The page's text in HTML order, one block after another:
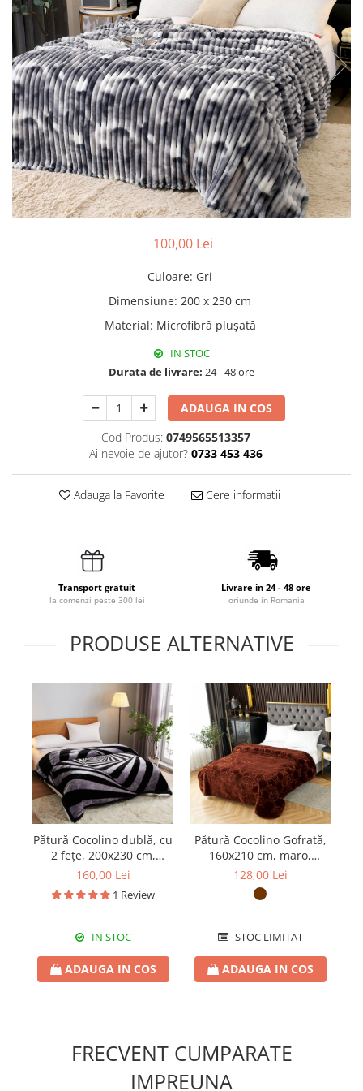
Pilote cu blăniță
100,00 Lei
Culoare: Gri
Dimensiune: 200 x 230 cm
Material: Microfibră plușată
IN STOC
Durata de livrare: 24 - 48 ore
ADAUGA IN COS
Cod Produs: 0749565513357
Ai nevoie de ajutor? 0733 453 436
Adauga la Favorite Cere informatii
Transport gratuit
la comenzi peste 300 lei
Livrare in 24 - 48 ore
oriunde in Romania
PRODUSE ALTERNATIVE
Pătură Cocolino dublă, cu
2 fețe, 200x230 cm,
PDD05
160,00 Lei
1 Review
IN STOC
ADAUGA IN COS
Pătură Cocolino Gofrată,
160x210 cm, maro,
PGU111
128,00 Lei
STOC LIMITAT
ADAUGA IN COS
FRECVENT CUMPARATE
IMPREUNA